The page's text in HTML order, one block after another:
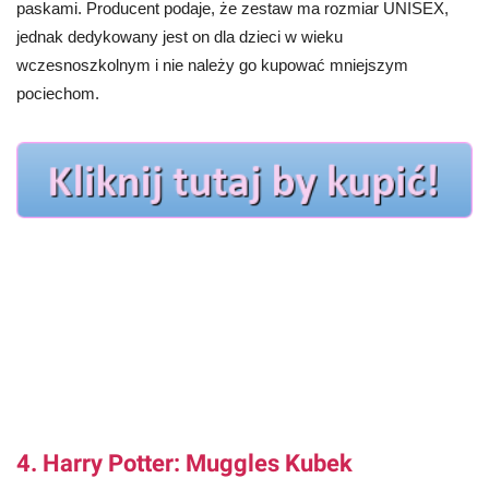
paskami. Producent podaje, że zestaw ma rozmiar UNISEX,
jednak dedykowany jest on dla dzieci w wieku
wczesnoszkolnym i nie należy go kupować mniejszym
pociechom.
4. Harry Potter: Muggles Kubek